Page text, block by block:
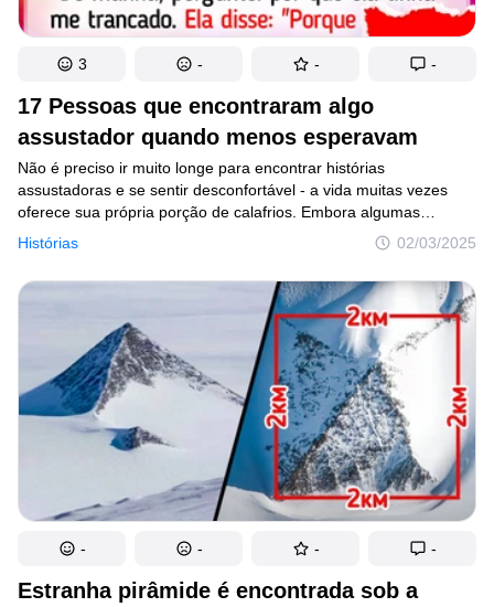
17 Pessoas que encontraram algo
assustador quando menos esperavam
Histórias 02/03/2025
Não é preciso ir muito longe para encontrar histórias
assustadoras e se sentir desconfortável - a vida muitas vezes
oferece sua própria porção de calafrios. Embora algumas
ocorrências estranhas possam ser racionalizadas, outras
desafiam a explicação, fazendo com que você se questione se
realmente aconteceram. As histórias perturbadoras que
compilamos aqui ficarão em sua mente por muito tempo.
3 - - -
Estranha pirâmide é encontrada sob a
- - - -
Famosos
Curiosidades
Humor
Política de privacidade
Política de Direitos de Autor
Política de Cookies
Mapa do site
Consentimento de atualização
© 2014–2026TheSoul Publishing.